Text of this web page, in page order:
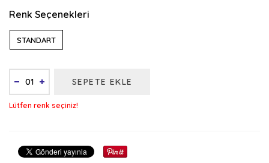
Renk Seçenekleri
STANDART
SEPETE EKLE
Lütfen renk seçiniz!